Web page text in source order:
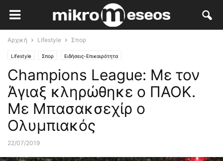
Αρχική Lifestyle Σπορ
Lifestyle Σπορ Ειδήσεις-Επικαιρότητα
Champions League: Με τον
Άγιαξ κληρώθηκε ο ΠΑΟΚ.
Με Μπασακσεχίρ ο
Ολυμπιακός
22/07/2019